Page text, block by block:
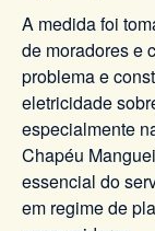
A medida foi
de moradores e
problema e
eletricidade
especialmente
Chapéu
essencial do
em regime de